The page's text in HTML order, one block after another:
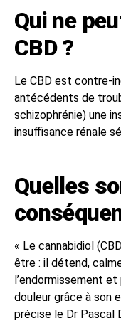
Qui ne
CBD ?
Le CBD est contre-
antécédents de
schizophrénie) une
insuffisance rénale
Quelles
« Le cannabidiol
être : il détend,
l’endormissement
douleur grâce à son
précise le Dr Pascal